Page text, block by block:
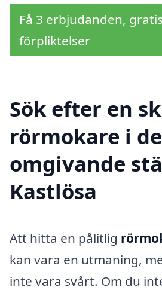
Få 3 erbjudanden,
förpliktelser
Sök efter en
rörmokare i de
omgivande
Kastlösa
Att hitta en pålitlig
kan vara en utmaning,
inte vara svårt. Om du